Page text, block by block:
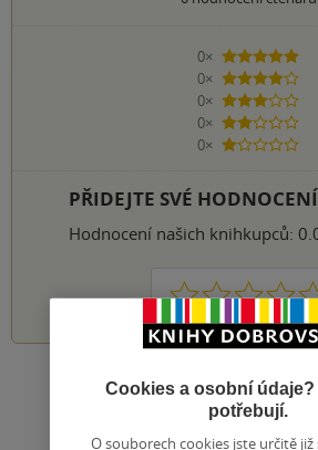
0×
5
0×
4 hvězdičky
0×
3 hvězdičky
0×
2 hvězdičky
0×
1 hvezdička
PŘIDEJTE SVÉ
Hodnocení našich knihkupců:
1 2 3 4 5
Zobrazit všechna
Cookies a osobní
potřebují.
O souborech cookies jste určitě již